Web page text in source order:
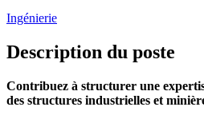
Ingénierie
Description du poste
Contribuez à structurer une
des structures industrielles et